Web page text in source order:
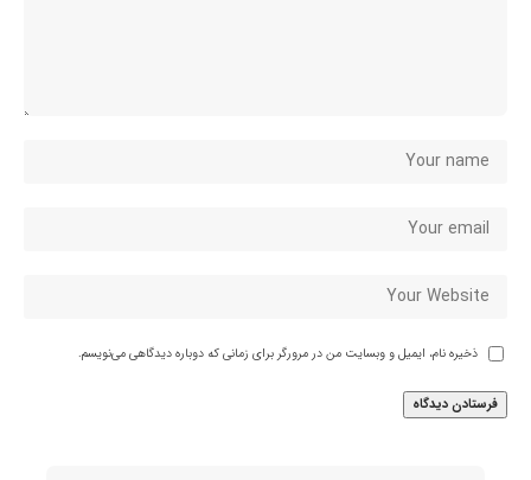
ذخیره نام، ایمیل و وبسایت من در مرورگر برای زمانی که دوباره دیدگاهی می‌نویسم.